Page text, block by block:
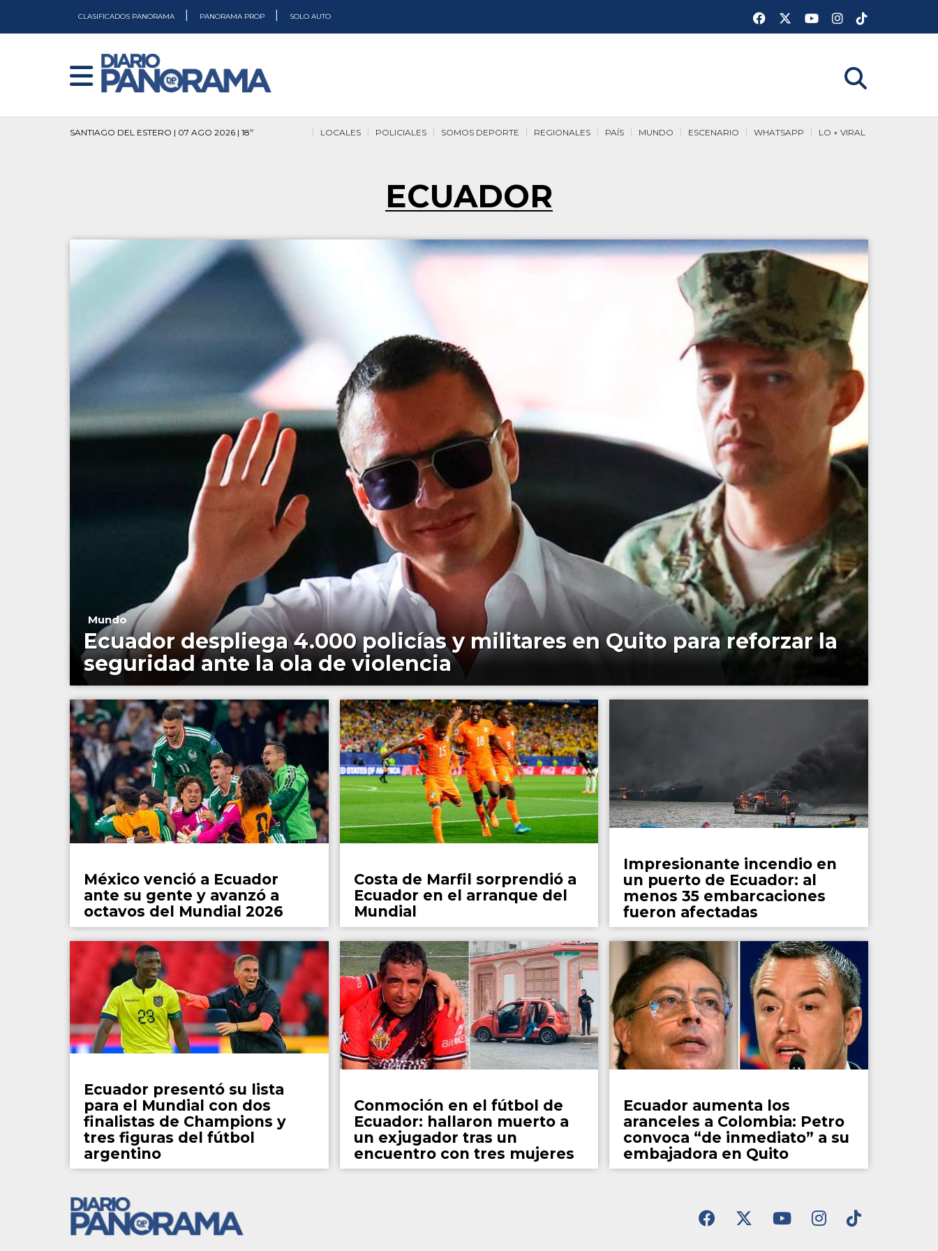
CLASIFICADOS PANORAMA PANORAMA PROP SOLO AUTO
SANTIAGO DEL ESTERO | 07 AGO 2026 | 18º LO + VIRAL
WHATSAPP
ESCENARIO
MUNDO
PAÍS
REGIONALES
SOMOS DEPORTE
POLICIALES
LOCALES
ECUADOR
Mundo
Ecuador despliega 4.000 policías y militares en Quito para reforzar la
seguridad ante la ola de violencia
México venció a Ecuador
ante su gente y avanzó a
octavos del Mundial 2026
Costa de Marfil sorprendió a
Ecuador en el arranque del
Mundial
Impresionante incendio en
un puerto de Ecuador: al
menos 35 embarcaciones
fueron afectadas
Ecuador presentó su lista
para el Mundial con dos
finalistas de Champions y
tres figuras del fútbol
argentino
Conmoción en el fútbol de
Ecuador: hallaron muerto a
un exjugador tras un
encuentro con tres mujeres
Ecuador aumenta los
aranceles a Colombia: Petro
convoca “de inmediato” a su
embajadora en Quito